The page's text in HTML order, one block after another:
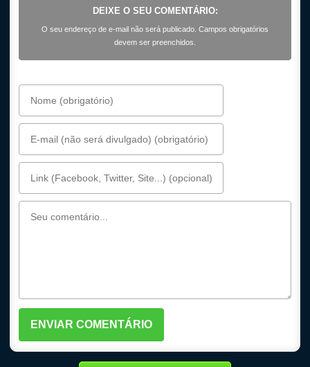
DEIXE O SEU COMENTÁRIO:
O seu endereço de e-mail não será publicado. Campos obrigatórios
devem ser preenchidos.